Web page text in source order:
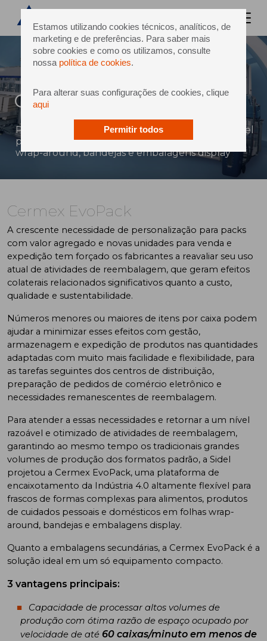
Estamos utilizando cookies técnicos, analíticos, de
marketing e de preferências. Para saber mais
sobre cookies e como os utilizamos, consulte
nossa política de cookies.
Para alterar suas configurações de cookies, clique
aqui
Permitir todos
Cermex EvoPack
Plataforma de encaixotamento altamente flexível
para frascos com formas complexas em folhas
wrap-around, bandejas e embalagens display
Cermex EvoPack
A crescente necessidade de personalização para packs
com valor agregado e novas unidades para venda e
expedição tem forçado os fabricantes a reavaliar seu uso
atual de atividades de reembalagem, que geram efeitos
colaterais relacionados significativos quanto a custo,
qualidade e sustentabilidade.
Números menores ou maiores de itens por caixa podem
ajudar a minimizar esses efeitos com gestão,
armazenagem e expedição de produtos nas quantidades
adaptadas com muito mais facilidade e flexibilidade, para
as tarefas seguintes dos centros de distribuição,
preparação de pedidos de comércio eletrônico e
necessidades remanescentes de reembalagem.
Para atender a essas necessidades e retornar a um nível
razoável e otimizado de atividades de reembalagem,
garantindo ao mesmo tempo os tradicionais grandes
volumes de produção dos formatos padrão, a Sidel
projetou a Cermex EvoPack, uma plataforma de
encaixotamento da Indústria 4.0 altamente flexível para
frascos de formas complexas para alimentos, produtos
de cuidados pessoais e domésticos em folhas wrap-
around, bandejas e embalagens display.
Quanto a embalagens secundárias, a Cermex EvoPack é a
solução ideal em um só equipamento compacto.
3 vantagens principais:
Capacidade de processar altos volumes de
produção com ótima razão de espaço ocupado por
velocidade de até 60 caixas/minuto em menos de